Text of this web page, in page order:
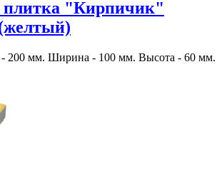
плитка "Кирпичик"
- 200 мм. Ширина - 100 мм. Высота - 60 мм.